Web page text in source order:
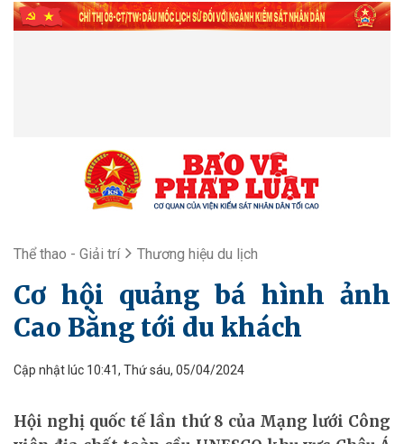
Thể thao - Giải trí Thương hiệu du lịch
Cơ hội quảng bá hình ảnh
Cao Bằng tới du khách
Cập nhật lúc 10:41, Thứ sáu, 05/04/2024
Hội nghị quốc tế lần thứ 8 của Mạng lưới Công